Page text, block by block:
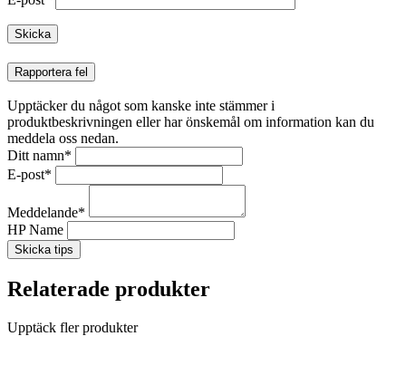
Rapportera fel
Upptäcker du något som kanske inte stämmer i
produktbeskrivningen eller har önskemål om information kan du
meddela oss nedan.
Ditt namn*
E-post*
Meddelande*
HP Name
Skicka tips
Relaterade produkter
Upptäck fler produkter